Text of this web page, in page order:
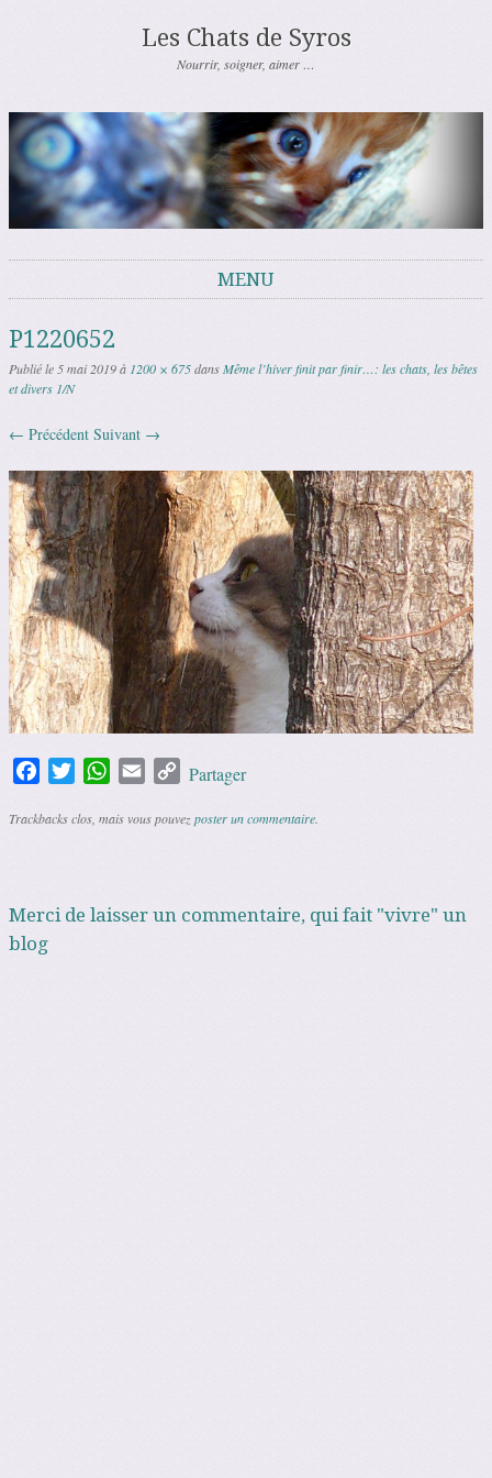
Les Chats de Syros
Nourrir, soigner, aimer …
MENU
P1220652
Publié le5 mai 2019à 1200 × 675dansMême l’hiver finit par finir…: les chats, les bêtes
et divers 1/N
← Précédent Suivant →
FacebookTwitterWhatsApp
Email Copy
Partager
Trackbacks clos, mais vous pouvezposter un commentaire
Merci de laisser un commentaire, qui fait "vivre" un
blog